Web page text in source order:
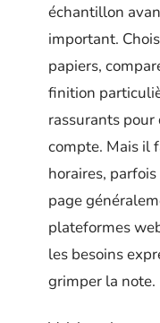
échantillon
important.
papiers,
finition
rassurants
compte. Mais il
horaires,
page
plateformes
les besoins
grimper la note.